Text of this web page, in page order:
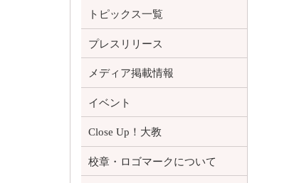
トピックス一覧
プレスリリース
メディア掲載情報
イベント
Close Up！大教
校章・ロゴマークについて